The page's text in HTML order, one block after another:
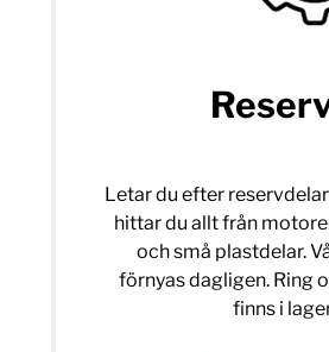
Letar du efter
hittar du allt från
och små plastdelar.
förnyas dagligen. Ring
finns i